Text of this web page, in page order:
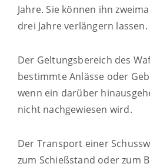
Jahre. Sie können ihn
drei Jahre verlängern lassen.
Der Geltungsbereich des
bestimmte Anlässe oder
wenn ein darüber
nicht nachgewiesen wird.
Der Transport einer
zum Schießstand oder zum